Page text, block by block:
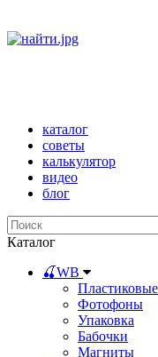
каталог
советы
калькулятор
видео
блог
Каталог
🍒WB
Фотофоны
Упаковка
Бабочки
Магниты